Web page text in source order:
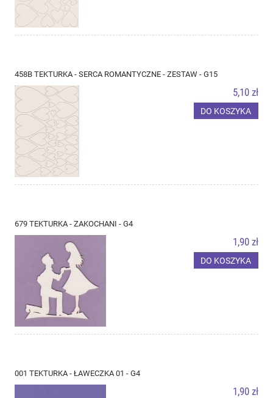
458B TEKTURKA - SERCA ROMANTYCZNE - ZESTAW - G15
5,10 zł
DO KOSZYKA
679 TEKTURKA - ZAKOCHANI - G4
1,90 zł
DO KOSZYKA
001 TEKTURKA - ŁAWECZKA 01 - G4
1,90 zł